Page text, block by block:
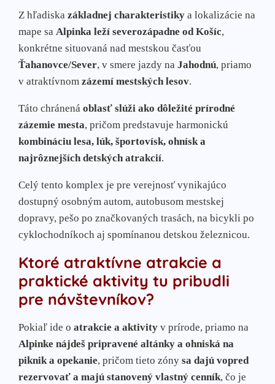
Z hľadiska základnej charakteristiky a lokalizácie na
mape sa Alpinka leží severozápadne od Košíc,
konkrétne situovaná nad mestskou časťou
Ťahanovce/Sever, v smere jazdy na Jahodnú, priamo
v atraktívnom zázemí mestských lesov.
Táto chránená oblasť slúži ako dôležité prírodné
zázemie mesta, pričom predstavuje harmonickú
kombináciu lesa, lúk, športovísk, ohnísk a
najrôznejších detských atrakcií.
Celý tento komplex je pre verejnosť vynikajúco
dostupný osobným autom, autobusom mestskej
dopravy, pešo po značkovaných trasách, na bicykli po
cyklochodníkoch aj spomínanou detskou železnicou.
Ktoré atraktívne atrakcie a
praktické aktivity tu pribudli
pre návštevníkov?
Pokiaľ ide o atrakcie a aktivity v prírode, priamo na
Alpinke nájdeš pripravené altánky a ohniská na
piknik a opekanie, pričom tieto zóny sa dajú vopred
rezervovať a majú stanovený vlastný cenník, čo je